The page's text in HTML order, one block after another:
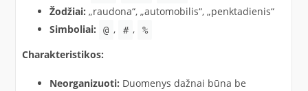
Žodžiai: „raudona“, „automobilis“, „penktadienis“​
Simboliai:
@ , # , %
Charakteristikos:
Neorganizuoti: Duomenys dažnai būna be